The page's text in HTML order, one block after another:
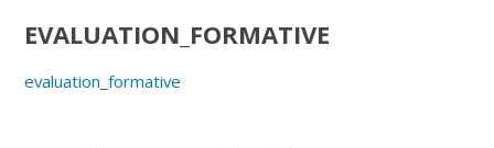
EVALUATION_FORMATIVE
evaluation_formative